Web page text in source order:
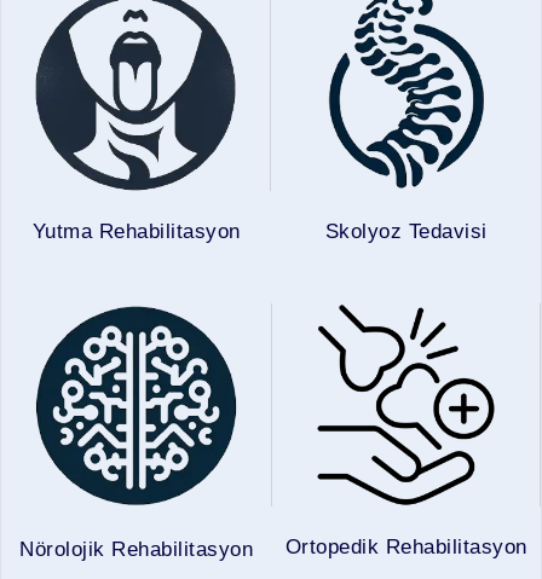
Yutma Rehabilitasyon Skolyoz Tedavisi
Nörolojik Rehabilitasyon Ortopedik Rehabilitasyon